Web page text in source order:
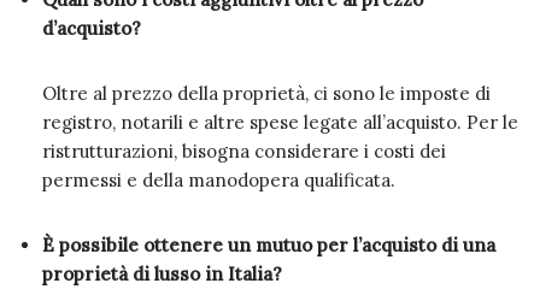
d’acquisto?
Oltre al prezzo della proprietà, ci sono le imposte di
registro, notarili e altre spese legate all’acquisto. Per le
ristrutturazioni, bisogna considerare i costi dei
permessi e della manodopera qualificata.
È possibile ottenere un mutuo per l’acquisto di una
proprietà di lusso in Italia?